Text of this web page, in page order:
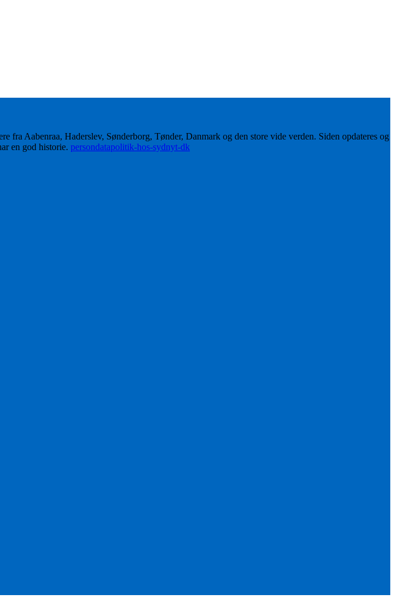
fra Aabenraa, Haderslev, Sønderborg, Tønder, Danmark og den store vide verden. Siden opdateres og
en god historie. persondatapolitik-hos-sydnyt-dk